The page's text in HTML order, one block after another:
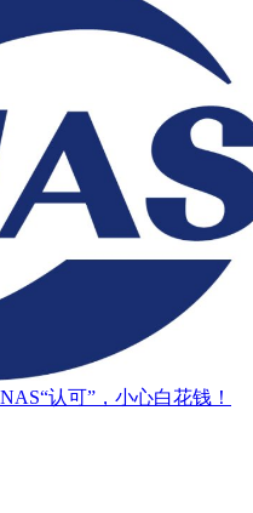
认可”，小心白花钱！